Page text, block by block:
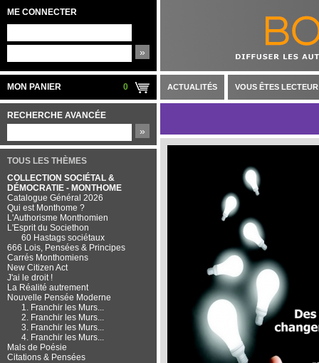
ME CONNECTER
»
MON PANIER 0
RECHERCHE AVANCÉE
»
TOUS LES THÈMES
COLLECTION SOCIÉTAL &
DÉMOCRATIE - MONTHOME
Catalogue Général 2026
Qui est Monthome ?
L'Authorisme Monthomien
L'Esprit du Societhon
60 Hastags sociétaux
666 Lois, Pensées & Principes
Carrés Monthomiens
New Citizen Act
J'ai le droit !
La Réalité autrement
Nouvelle Pensée Moderne
1. Franchir les Murs...
2. Franchir les Murs...
3. Franchir les Murs...
4. Franchir les Murs...
Mals de Poésie
Citations & Pensées
ACTUALITÉS VOUS ÊTES LECTEUR